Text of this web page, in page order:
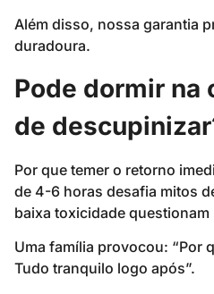
Além disso, nossa garantia
duradoura.
Pode dormir na
de
Por que temer o retorno
de 4-6 horas desafia mitos
baixa toxicidade
Uma família provocou: “Por
Tudo tranquilo logo após”.